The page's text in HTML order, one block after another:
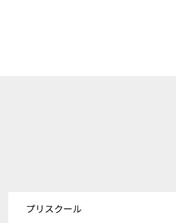
プリスクール